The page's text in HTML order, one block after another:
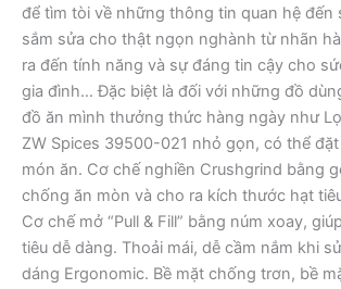
để tìm tòi về những thông tin quan hệ đến
sắm sửa cho thật ngọn nghành từ nhãn
ra đến tính năng và sự đáng tin cậy cho
gia đình… Đặc biệt là đối với những đồ
đồ ăn mình thưởng thức hàng ngày như
ZW Spices 39500-021 nhỏ gọn, có thể
món ăn. Cơ chế nghiền Crushgrind bằng
chống ăn mòn và cho ra kích thước hạt
Cơ chế mở “Pull & Fill” bằng núm xoay,
tiêu dễ dàng. Thoải mái, dễ cầm nắm khi
dáng Ergonomic. Bề mặt chống trơn, bề